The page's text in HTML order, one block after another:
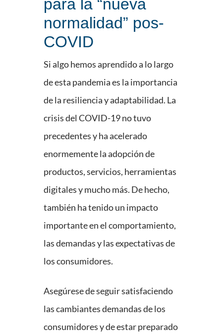
para la “nueva
normalidad” pos-
COVID
Si algo hemos aprendido a lo largo
de esta pandemia es la importancia
de la resiliencia y adaptabilidad. La
crisis del COVID-19 no tuvo
precedentes y ha acelerado
enormemente la adopción de
productos, servicios, herramientas
digitales y mucho más. De hecho,
también ha tenido un impacto
importante en el comportamiento,
las demandas y las expectativas de
los consumidores.
Asegúrese de seguir satisfaciendo
las cambiantes demandas de los
consumidores y de estar preparado